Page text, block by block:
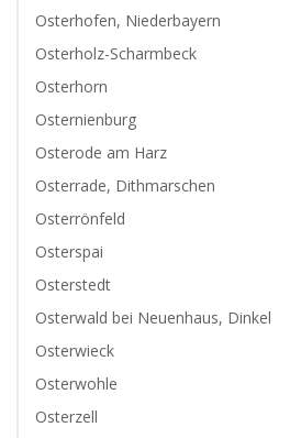
Osterhofen, Niederbayern
Osterholz-Scharmbeck
Osterhorn
Osternienburg
Osterode am Harz
Osterrade, Dithmarschen
Osterrönfeld
Osterspai
Osterstedt
Osterwald bei Neuenhaus, Dinkel
Osterwieck
Osterwohle
Osterzell